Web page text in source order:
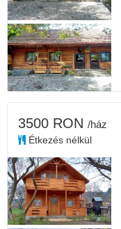
3500 RON /ház
Étkezés nélkül